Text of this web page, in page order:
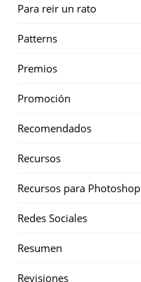
Para reir un rato
Patterns
Premios
Promoción
Recomendados
Recursos
Recursos para Photoshop
Redes Sociales
Resumen
Revisiones